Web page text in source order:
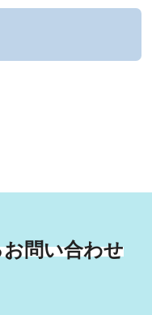
問い合わせ